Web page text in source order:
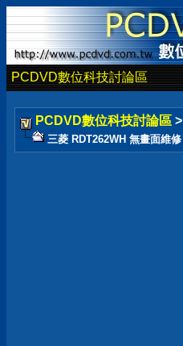
PCDVD數位科技討論區
PCDVD數位科技討論區 >
三菱 RDT262WH 無畫面維修